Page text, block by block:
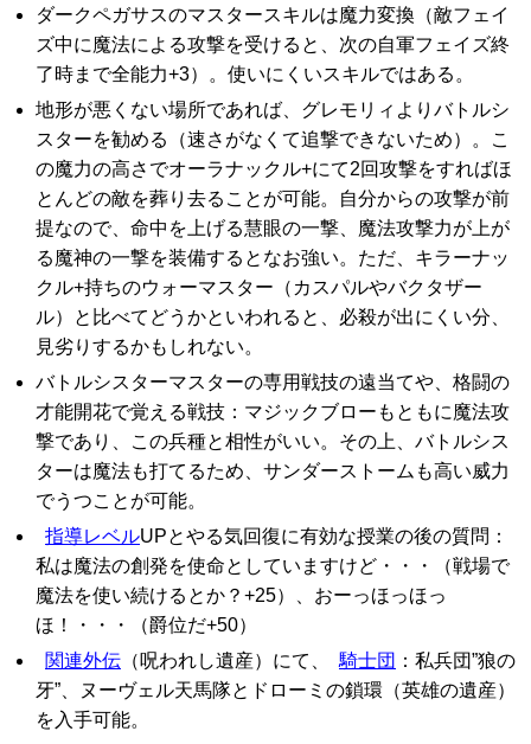
ダークペガサスのマスタースキルは魔力変換（敵フェイ
ズ中に魔法による攻撃を受けると、次の自軍フェイズ終
了時まで全能力+3）。使いにくいスキルではある。
地形が悪くない場所であれば、グレモリィよりバトルシ
スターを勧める（速さがなくて追撃できないため）。こ
の魔力の高さでオーラナックル+にて2回攻撃をすればほ
とんどの敵を葬り去ることが可能。自分からの攻撃が前
提なので、命中を上げる慧眼の一撃、魔法攻撃力が上が
る魔神の一撃を装備するとなお強い。ただ、キラーナッ
クル+持ちのウォーマスター（カスパルやバクタザー
ル）と比べてどうかといわれると、必殺が出にくい分、
見劣りするかもしれない。
バトルシスターマスターの専用戦技の遠当てや、格闘の
才能開花で覚える戦技：マジックブローもともに魔法攻
撃であり、この兵種と相性がいい。その上、バトルシス
ターは魔法も打てるため、サンダーストームも高い威力
でうつことが可能。
指導レベルUPとやる気回復に有効な授業の後の質問：
私は魔法の創発を使命としていますけど・・・（戦場で
魔法を使い続けるとか？+25）、おーっほっほっ
ほ！・・・（爵位だ+50）
関連外伝 （呪われし遺産）にて、 騎士団 ：私兵団”狼の
牙”、ヌーヴェル天馬隊とドローミの鎖環（英雄の遺産）
を入手可能。